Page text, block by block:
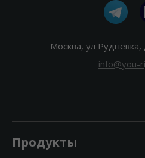
Москва, ул
info@you-
Продукты